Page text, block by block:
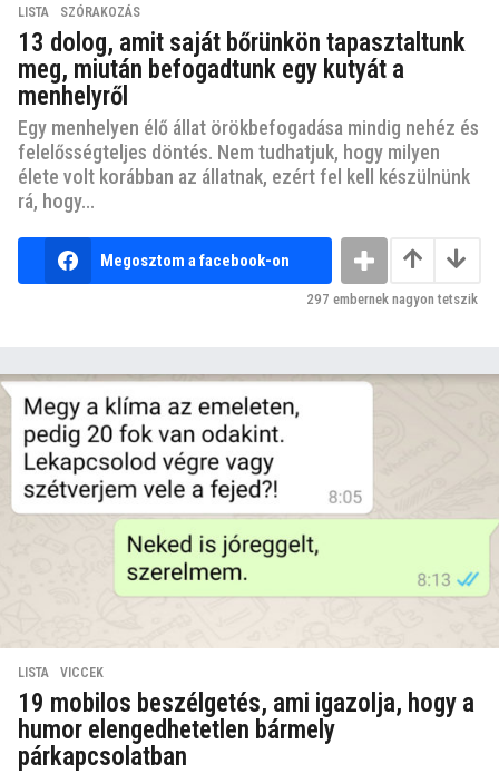
LISTA ,SZÓRAKOZÁS
13 dolog, amit saját bőrünkön tapasztaltunk
meg, miután befogadtunk egy kutyát a
menhelyről
Egy menhelyen élő állat örökbefogadása mindig nehéz és
felelősségteljes döntés. Nem tudhatjuk, hogy milyen
élete volt korábban az állatnak, ezért fel kell készülnünk
rá, hogy...
Megosztom a facebook-on
297 embernek nagyon tetszik
LISTA ,VICCEK
19 mobilos beszélgetés, ami igazolja, hogy a
humor elengedhetetlen bármely
párkapcsolatban